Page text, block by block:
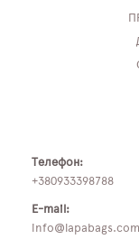
Телефон:
+380933398788
E-mail:
info@lapabags.com